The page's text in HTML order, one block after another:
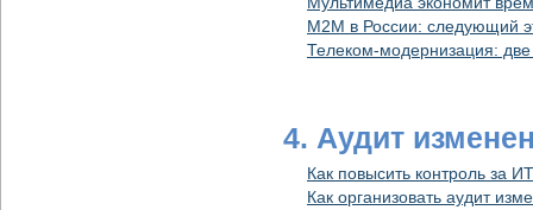
М2М в России: следующий
Телеком-модернизация:
4. Аудит
Как повысить контроль за
Как организовать аудит